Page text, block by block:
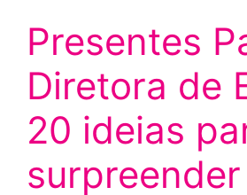
Presentes
Diretora de
20 ideias